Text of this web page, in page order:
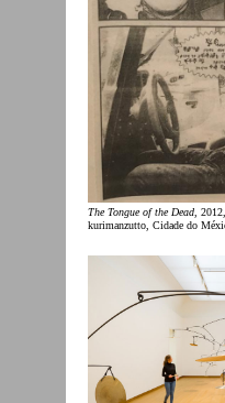
The Tongue of the Dead ,
kurimanzutto, Cidade do